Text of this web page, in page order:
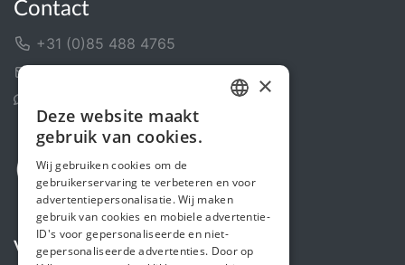
Contact
+31 (0)85 488 4765
Volg ons
ENGLISH
×
Deze website maakt
gebruik van cookies.
Wij gebruiken cookies om de
gebruikerservaring te verbeteren en voor
advertentiepersonalisatie. Wij maken
gebruik van cookies en mobiele advertentie-
ID's voor gepersonaliseerde en niet-
gepersonaliseerde advertenties. Door op